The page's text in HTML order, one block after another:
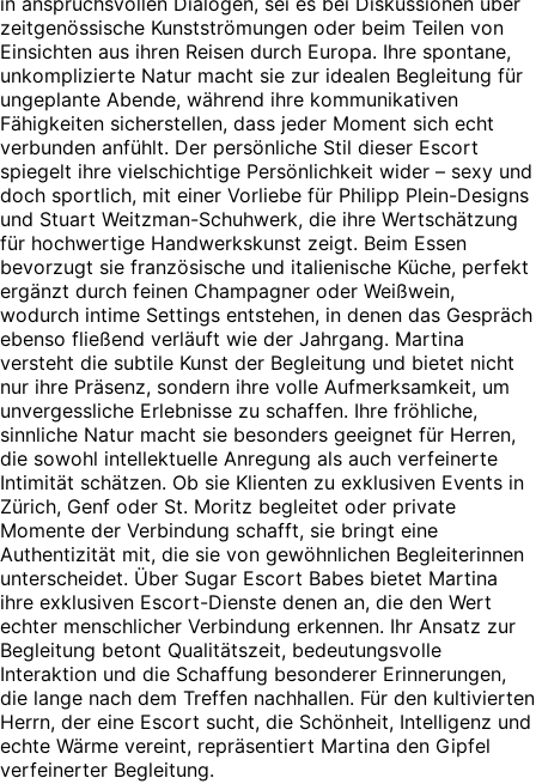
zeitgenössische Kunstströmungen oder beim Teilen von
Einsichten aus ihren Reisen durch Europa. Ihre spontane,
unkomplizierte Natur macht sie zur idealen Begleitung für
ungeplante Abende, während ihre kommunikativen
Fähigkeiten sicherstellen, dass jeder Moment sich echt
verbunden anfühlt. Der persönliche Stil dieser Escort
spiegelt ihre vielschichtige Persönlichkeit wider – sexy und
doch sportlich, mit einer Vorliebe für Philipp Plein-Designs
und Stuart Weitzman-Schuhwerk, die ihre Wertschätzung
für hochwertige Handwerkskunst zeigt. Beim Essen
bevorzugt sie französische und italienische Küche, perfekt
ergänzt durch feinen Champagner oder Weißwein,
wodurch intime Settings entstehen, in denen das Gespräch
ebenso fließend verläuft wie der Jahrgang. Martina
versteht die subtile Kunst der Begleitung und bietet nicht
nur ihre Präsenz, sondern ihre volle Aufmerksamkeit, um
unvergessliche Erlebnisse zu schaffen. Ihre fröhliche,
sinnliche Natur macht sie besonders geeignet für Herren,
die sowohl intellektuelle Anregung als auch verfeinerte
Intimität schätzen. Ob sie Klienten zu exklusiven Events in
Zürich, Genf oder St. Moritz begleitet oder private
Momente der Verbindung schafft, sie bringt eine
Authentizität mit, die sie von gewöhnlichen Begleiterinnen
unterscheidet. Über Sugar Escort Babes bietet Martina
ihre exklusiven Escort-Dienste denen an, die den Wert
echter menschlicher Verbindung erkennen. Ihr Ansatz zur
Begleitung betont Qualitätszeit, bedeutungsvolle
Interaktion und die Schaffung besonderer Erinnerungen,
die lange nach dem Treffen nachhallen. Für den kultivierten
Herrn, der eine Escort sucht, die Schönheit, Intelligenz und
echte Wärme vereint, repräsentiert Martina den Gipfel
verfeinerter Begleitung.